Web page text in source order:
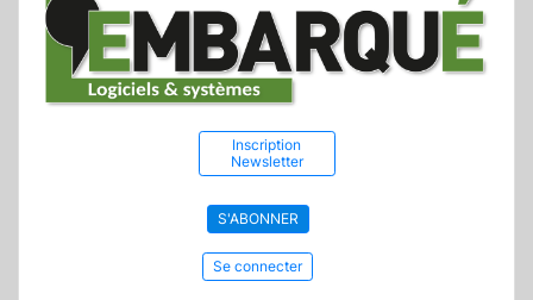
Inscription
Newsletter
S'ABONNER
Se connecter